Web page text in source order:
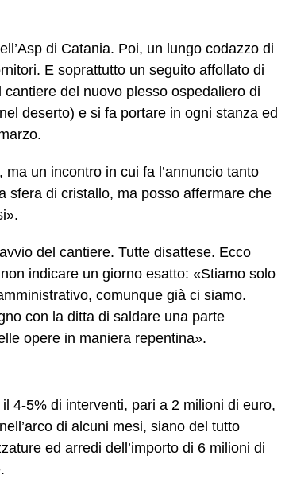
di Catania. Poi, un lungo codazzo di
E soprattutto un seguito affollato di
del nuovo plesso ospedaliero di
deserto) e si fa portare in ogni stanza ed
un incontro in cui fa l’annuncio tanto
sfera di cristallo, ma posso affermare che
del cantiere. Tutte disattese. Ecco
indicare un giorno esatto: «Stiamo solo
comunque già ci siamo.
con la ditta di saldare una parte
opere in maniera repentina».
4-5% di interventi, pari a 2 milioni di euro,
di alcuni mesi, siano del tutto
ed arredi dell’importo di 6 milioni di